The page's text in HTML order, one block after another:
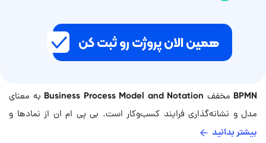
همین الان پروژت رو ثبت کن
BPMN مخفف Business Process Model and Notation به معنای
مدل و نشانه‌گذاری فرایند کسب‌وکار است. بی پی ام ان از نمادها و
اشکال گرافیکی برای نشان دادن جریان کار فرآیندها استفاده می کند.
بیشتر بدانید